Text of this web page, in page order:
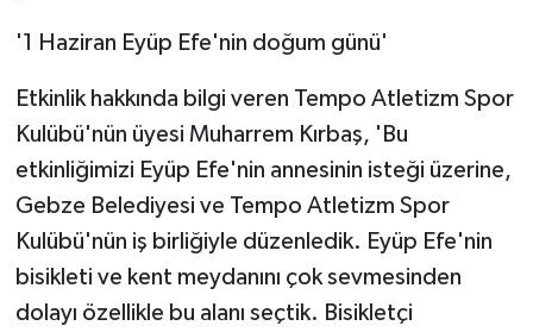
'1 Haziran Eyüp Efe'nin doğum günü'
Etkinlik hakkında bilgi veren Tempo Atletizm Spor
Kulübü'nün üyesi Muharrem Kırbaş, 'Bu
etkinliğimizi Eyüp Efe'nin annesinin isteği üzerine,
Gebze Belediyesi ve Tempo Atletizm Spor
Kulübü'nün iş birliğiyle düzenledik. Eyüp Efe'nin
bisikleti ve kent meydanını çok sevmesinden
dolayı özellikle bu alanı seçtik. Bisikletçi